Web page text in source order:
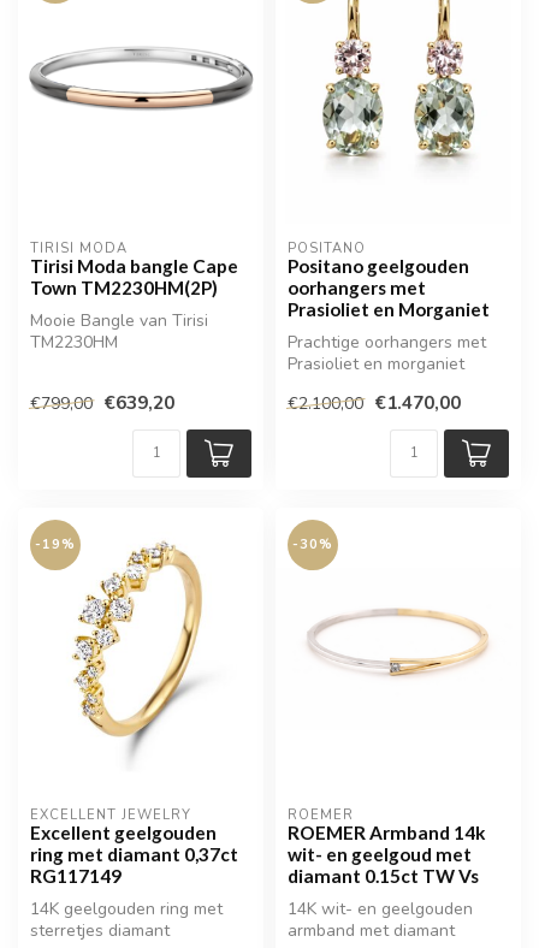
TIRISI MODA
Tirisi Moda bangle Cape
Town TM2230HM(2P)
Mooie Bangle van Tirisi
TM2230HM
€799,00 €639,20
POSITANO
Positano geelgouden
oorhangers met
Prasioliet en Morganiet
Prachtige oorhangers met
Prasioliet en morganiet
€2.100,00 €1.470,00
-19%
EXCELLENT JEWELRY
Excellent geelgouden
ring met diamant 0,37ct
RG117149
14K geelgouden ring met
sterretjes diamant
-30%
ROEMER
ROEMER Armband 14k
wit- en geelgoud met
diamant 0.15ct TW Vs
14K wit- en geelgouden
armband met diamant